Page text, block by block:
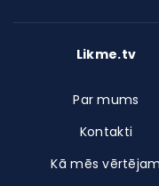
Likme.tv
Par mums
Kontakti
Kā mēs vērtējam